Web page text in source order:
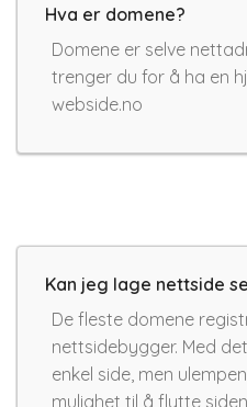
Hva er domene?
Domene er selve
trenger du for å ha en
webside.no
Kan jeg lage nettside
De fleste domene
nettsidebygger. Med
enkel side, men
mulighet til å flytte